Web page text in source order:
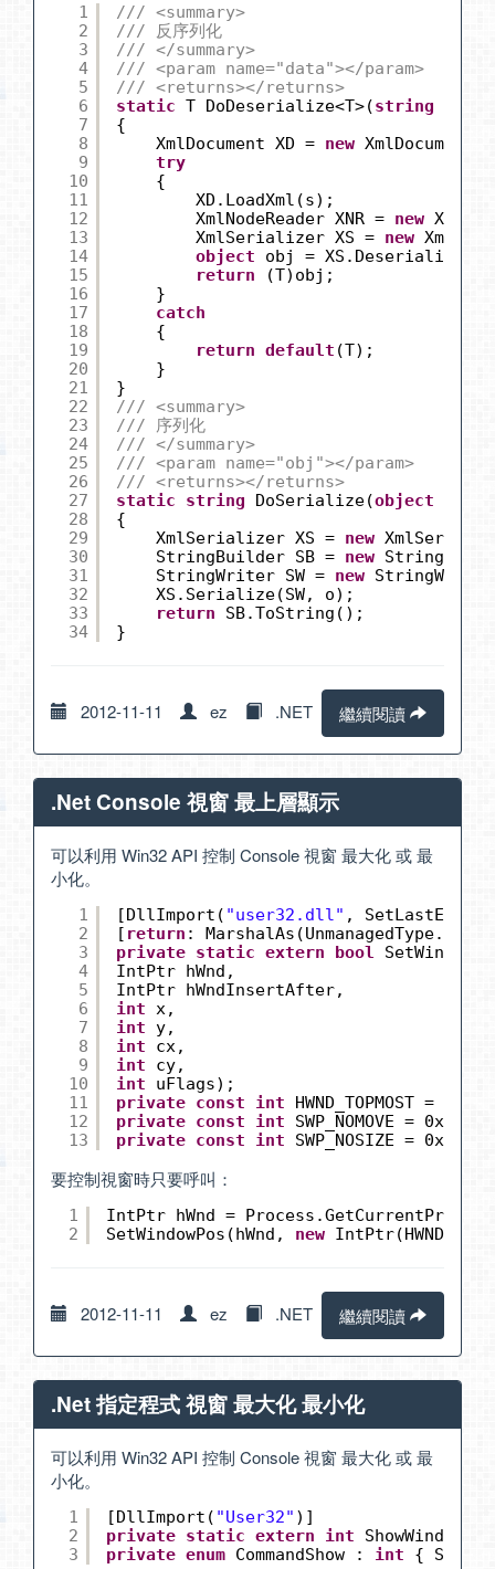
1
2
3
4
5
6
7
8
9
10
11
12
13
14
15
16
17
18
19
20
21
22
23
24
25
26
27
28
29
30
31
32
33
34
/// <summary>
/// 反序列化
/// </summary>
/// <param name="data"></param>
/// <returns></returns>
static T DoDeserialize<T>(string
{
XmlDocument XD = new
try
{
XD.LoadXml(s);
XmlNodeReader XNR = new
XmlSerializer XS = new
object
obj =
return
(T)obj;
}
catch
{
return default (T);
}
}
/// <summary>
/// 序列化
/// </summary>
/// <param name="obj"></param>
/// <returns></returns>
static
string DoSerialize(object
{
XmlSerializer XS = new
StringBuilder SB = new
StringWriter SW = new
XS.Serialize(SW, o);
return
SB.ToString();
}
2012-11-11 ez .NET 繼續閱讀
.Net Console 視窗 最上層顯示
可以利用 Win32 API 控制 Console 視窗 最大化 或 最
小化。
1
2
3
4
5
6
7
8
9
10
11
12
13
[DllImport( "user32.dll" ,
[ return :
private static extern bool
IntPtr hWnd,
IntPtr hWndInsertAfter,
int
x,
int
y,
int
cx,
int
cy,
int
uFlags);
private const int
HWND_TOPMOST = -1;
private const int
SWP_NOMOVE = 0x0002;
private const int SWP_NOSIZE = 0x0001;
要控制視窗時只要呼叫：
1
2
IntPtr hWnd =
SetWindowPos(hWnd, new
2012-11-11 ez .NET 繼續閱讀
.Net 指定程式 視窗 最大化 最小化
可以利用 Win32 API 控制 Console 視窗 最大化 或 最
小化。
1
2
3
[DllImport( "User32" )]
private static extern int ShowWindow(
private enum CommandShow : int {